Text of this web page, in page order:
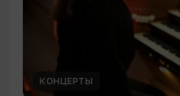
КОНЦЕРТЫ